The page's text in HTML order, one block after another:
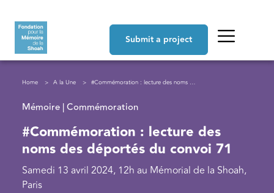
Submit a project
Breadcrumb
Home A la Une #Commémoration : lecture des noms des déportés du convoi 71
Mémoire | Commémoration
#Commémoration : lecture des
noms des déportés du convoi 71
Samedi 13 avril 2024, 12h au Mémorial de la Shoah,
Paris